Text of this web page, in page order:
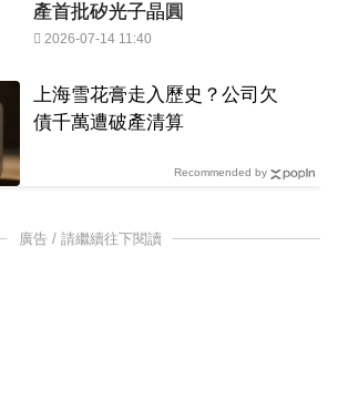
產首批矽光子晶圓
2026-07-14 11:40
上海雪花膏走入歷史？公司欠
債千萬遭破產清算
Recommended by
廣告 / 請繼續往下閱讀